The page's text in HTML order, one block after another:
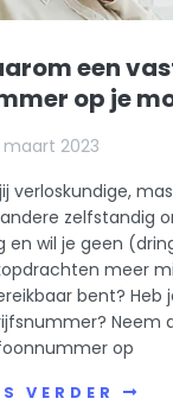
een
op je
maart 2023
verloskundige,
zelfstandig
en wil je geen
meer
bent? Heb
Neem
op
VERDER